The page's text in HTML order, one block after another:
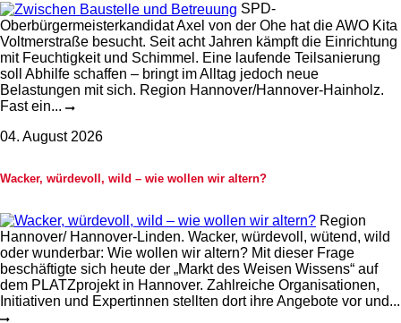
SPD-
Oberbürgermeisterkandidat Axel von der Ohe hat die AWO Kita
Voltmerstraße besucht. Seit acht Jahren kämpft die Einrichtung
mit Feuchtigkeit und Schimmel. Eine laufende Teilsanierung
soll Abhilfe schaffen – bringt im Alltag jedoch neue
Belastungen mit sich. Region Hannover/Hannover-Hainholz.
Fast ein...
04. August 2026
Wacker, würdevoll, wild – wie wollen wir altern?
Region
Hannover/ Hannover-Linden. Wacker, würdevoll, wütend, wild
oder wunderbar: Wie wollen wir altern? Mit dieser Frage
beschäftigte sich heute der „Markt des Weisen Wissens“ auf
dem PLATZprojekt in Hannover. Zahlreiche Organisationen,
Initiativen und Expertinnen stellten dort ihre Angebote vor und...